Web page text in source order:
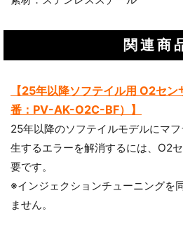
関連商
【25年以降ソフテイル用 O2セ
番：PV-AK-O2C-BF）】
25年以降のソフテイルモデルにマ
生するエラーを解消するには、O2
要です。
※インジェクションチューニングを
ません。